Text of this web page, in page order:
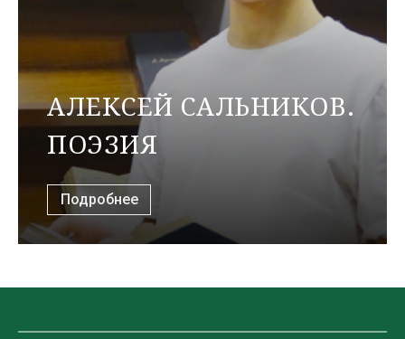
АЛЕКСЕЙ САЛЬНИКОВ.
ПОЭЗИЯ
Подробнее